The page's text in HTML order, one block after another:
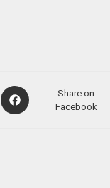
Opens
in
Share on
Facebook